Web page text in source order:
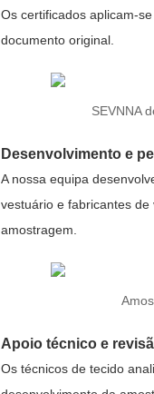
Os certificados aplicam-
documento original.
SEVNNA
Desenvolvimento e
A nossa equipa
vestuário e fabricantes
amostragem.
Apoio técnico e
Os técnicos de tecido